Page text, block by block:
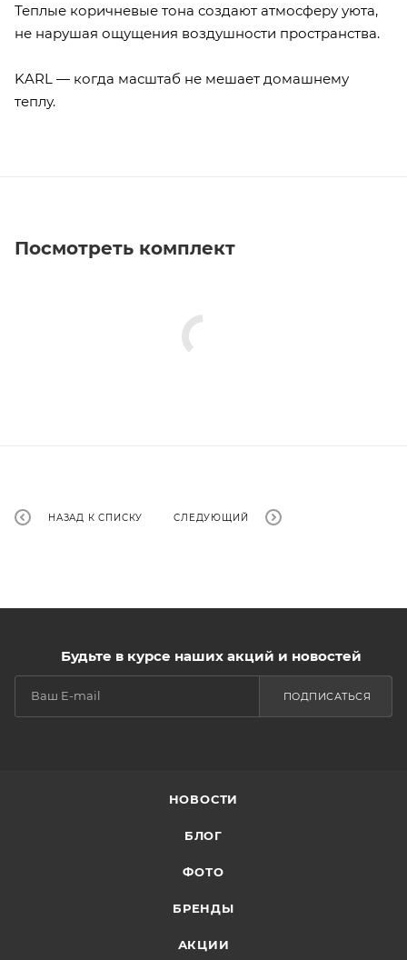
Теплые коричневые тона создают атмосферу уюта,
не нарушая ощущения воздушности пространства.
KARL — когда масштаб не мешает домашнему
теплу.
Посмотреть комплект
НАЗАД К СПИСКУ СЛЕДУЮЩИЙ
Будьте в курсе наших акций и новостей
ПОДПИСАТЬСЯ
НОВОСТИ
БЛОГ
ФОТО
БРЕНДЫ
АКЦИИ